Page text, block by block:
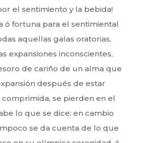
el sentimiento y la bebida!
ó fortuna para el sentimiental
aquellas galas oratorias,
expansiones inconscientes,
de cariño de un alma que
después de estar
se pierden en el
lo que se dice: en cambio
se da cuenta de lo que